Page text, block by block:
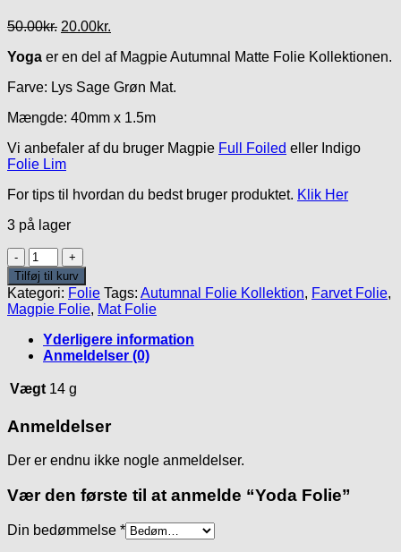
50.00kr. Den
pris
50.00kr..
20.00kr.
pris
20.00kr..
Yoga er en del af Magpie Autumnal Matte Folie Kollektionen.
Farve: Lys Sage Grøn Mat.
Mængde: 40mm x 1.5m
Vi anbefaler af du bruger Magpie Full Foiled eller Indigo
Folie Lim
For tips til hvordan du bedst bruger produktet. Klik Her
3 på lager
Yoda
Folie
antal
Tilføj til kurv
Kategori: Folie Tags: Autumnal Folie Kollektion, Farvet Folie,
Magpie Folie, Mat Folie
Yderligere information
Anmeldelser (0)
Vægt 14 g
Anmeldelser
Der er endnu ikke nogle anmeldelser.
Vær den første til at anmelde “Yoda Folie”
Din bedømmelse *